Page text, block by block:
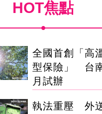
HOT焦點
全國首創「高
型保險」 台
月試辦
執法重壓 外